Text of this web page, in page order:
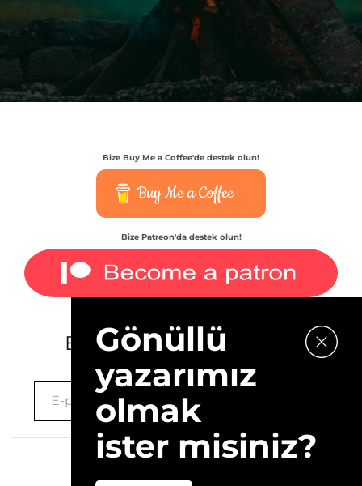
Bize Buy Me a Coffee'de destek olun!
Buy Me a Coffee
Bize Patreon'da destek olun!
E-bültenimize kaydolun.
Gönüllü
yazarımız
olmak
ister misiniz?